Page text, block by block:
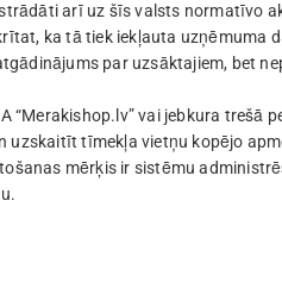
arī uz šīs valsts normatīvo
ka tā tiek iekļauta uzņēmuma
par uzsāktajiem, bet
vai jebkura trešā
uzskaitīt tīmekļa vietņu kopējo
mērķis ir sistēmu